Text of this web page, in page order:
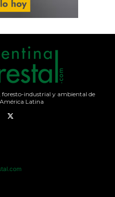
foresto-industrial y ambiental de
Latina